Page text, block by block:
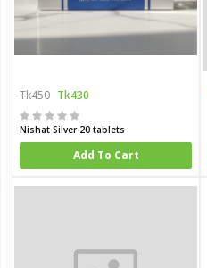
Tk450 Tk430
Nishat Silver 20 tablets
Add To Cart